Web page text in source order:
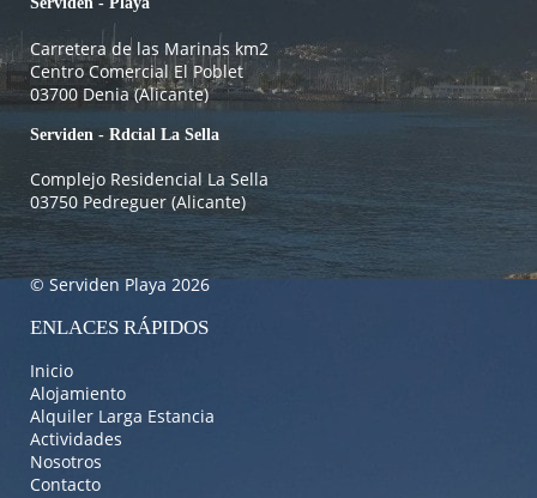
Carretera de las Marinas km2
Centro Comercial El Poblet
03700 Denia (Alicante)
Serviden - Rdcial La Sella
Complejo Residencial La Sella
03750 Pedreguer (Alicante)
© Serviden Playa 2026
ENLACES RÁPIDOS
Inicio
Alojamiento
Alquiler Larga Estancia
Actividades
Nosotros
Contacto